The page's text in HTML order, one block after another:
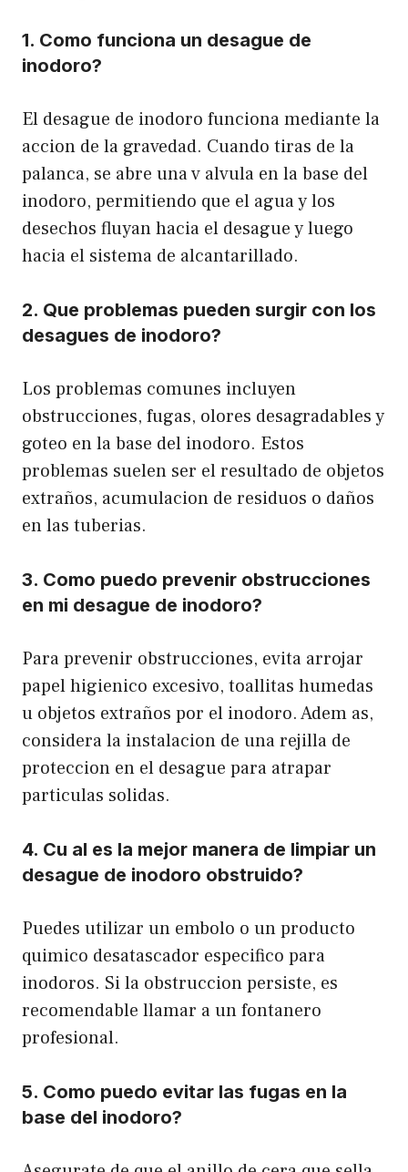
1. Como funciona un desague de
inodoro?
El desague de inodoro funciona mediante la
accion de la gravedad. Cuando tiras de la
palanca, se abre una v alvula en la base del
inodoro, permitiendo que el agua y los
desechos fluyan hacia el desague y luego
hacia el sistema de alcantarillado.
2. Que problemas pueden surgir con los
desagues de inodoro?
Los problemas comunes incluyen
obstrucciones, fugas, olores desagradables y
goteo en la base del inodoro. Estos
problemas suelen ser el resultado de objetos
extraños, acumulacion de residuos o daños
en las tuberias.
3. Como puedo prevenir obstrucciones
en mi desague de inodoro?
Para prevenir obstrucciones, evita arrojar
papel higienico excesivo, toallitas humedas
u objetos extraños por el inodoro. Adem as,
considera la instalacion de una rejilla de
proteccion en el desague para atrapar
particulas solidas.
4. Cu al es la mejor manera de limpiar un
desague de inodoro obstruido?
Puedes utilizar un embolo o un producto
quimico desatascador especifico para
inodoros. Si la obstruccion persiste, es
recomendable llamar a un fontanero
profesional.
5. Como puedo evitar las fugas en la
base del inodoro?